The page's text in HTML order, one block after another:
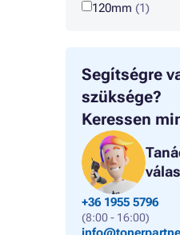
120mm (1)
Segítségre
szüksége?
Keressen
+36 1955 5796
(8:00 - 16:00)